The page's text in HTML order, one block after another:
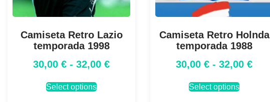
Camiseta Retro Lazio
temporada 1998
30,00 € - 32,00 €
Select options
Camiseta Retro Holnda
temporada 1988
30,00 € - 32,00 €
Select options